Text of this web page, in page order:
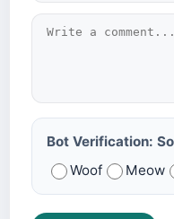
Bot Verification:
Woof
Meow